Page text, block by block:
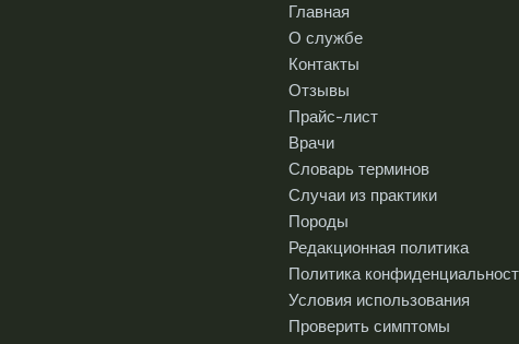
Главная
О службе
Контакты
Отзывы
Прайс-лист
Врачи
Словарь терминов
Случаи из практики
Породы
Редакционная политика
Политика
Условия использования
Проверить симптомы